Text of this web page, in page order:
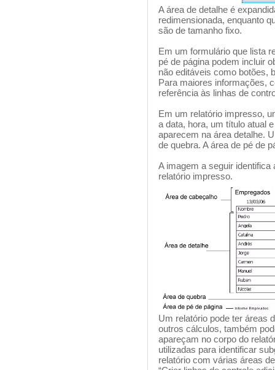
A área de detalhe é
redimensionada, enquanto
são de tamanho fixo.
Em um formulário que lista
pé de página podem incluir
não editáveis como botões,
Para maiores informações,
referência às linhas de
Em um relatório impresso,
a data, hora, um título atual
aparecem na área detalhe.
de quebra. A área de pé de
A imagem a seguir
relatório impresso.
Um relatório pode ter áreas
outros cálculos, também
apareçam no corpo do
utilizadas para identificar
relatório com várias áreas